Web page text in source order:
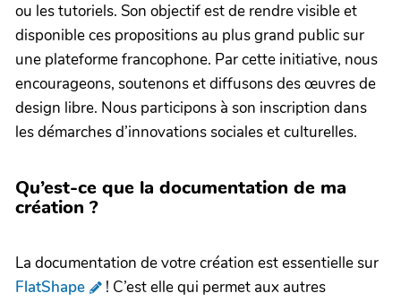
ou les tutoriels. Son objectif est de rendre visible et
disponible ces propositions au plus grand public sur
une plateforme francophone. Par cette initiative, nous
encourageons, soutenons et diffusons des œuvres de
design libre. Nous participons à son inscription dans
les démarches d’innovations sociales et culturelles.
Qu’est-ce que la documentation de ma
création ?
La documentation de votre création est essentielle sur
FlatShape
! C’est elle qui permet aux autres